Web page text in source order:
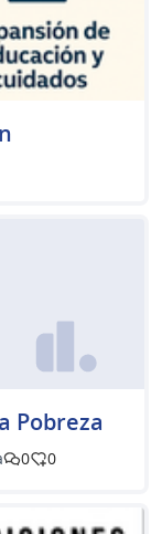
Pobreza
0 0